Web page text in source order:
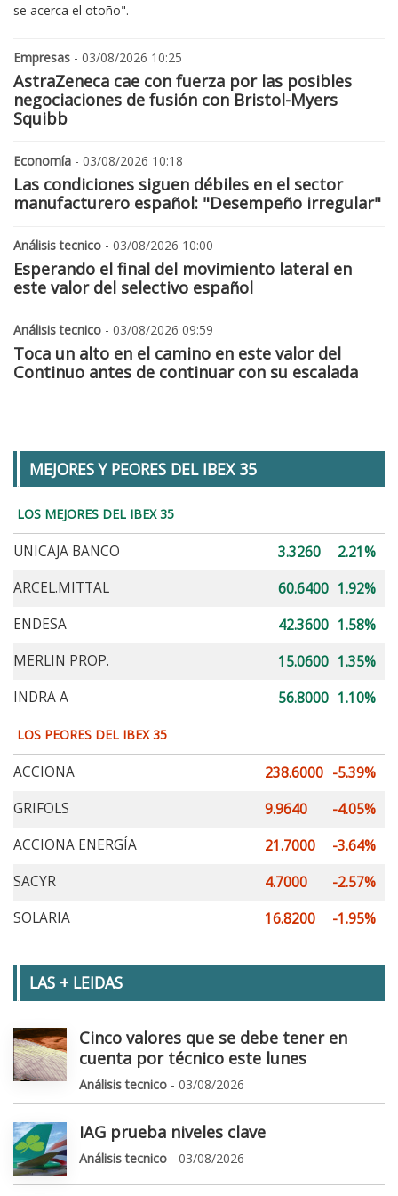
se acerca el otoño".
Empresas - 03/08/2026 10:25
AstraZeneca cae con fuerza por las posibles
negociaciones de fusión con Bristol-Myers
Squibb
Economía - 03/08/2026 10:18
Las condiciones siguen débiles en el sector
manufacturero español: "Desempeño irregular"
Análisis tecnico - 03/08/2026 10:00
Esperando el final del movimiento lateral en
este valor del selectivo español
Análisis tecnico - 03/08/2026 09:59
Toca un alto en el camino en este valor del
Continuo antes de continuar con su escalada
MEJORES Y PEORES DEL IBEX 35
LOS MEJORES DEL IBEX 35
UNICAJA BANCO 3.3260
2.21%
ARCEL.MITTAL
60.6400 1.92%
ENDESA
42.3600 1.58%
MERLIN PROP.
15.0600 1.35%
INDRA A
56.8000 1.10%
LOS PEORES DEL IBEX 35
ACCIONA 238.6000 -5.39%
GRIFOLS
9.9640
-4.05%
ACCIONA ENERGÍA
21.7000
-3.64%
SACYR
4.7000
-2.57%
SOLARIA
16.8200 -1.95%
LAS + LEIDAS
Cinco valores que se debe tener en
cuenta por técnico este lunes
Análisis tecnico - 03/08/2026
IAG prueba niveles clave
Análisis tecnico - 03/08/2026